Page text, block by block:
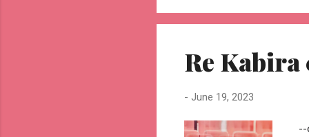
Re Kabira
- June 19, 2023
--